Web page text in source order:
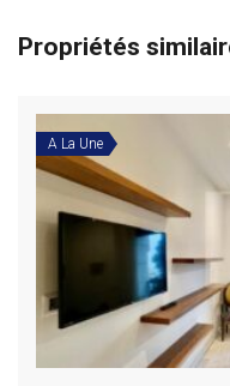
Propriétés
A La Une